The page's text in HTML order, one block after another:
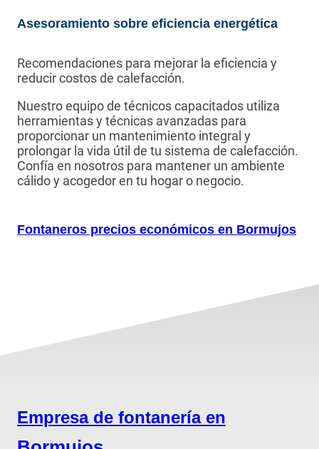
Asesoramiento sobre eficiencia energética
Recomendaciones para mejorar la eficiencia y
reducir costos de calefacción.
Nuestro equipo de técnicos capacitados utiliza
herramientas y técnicas avanzadas para
proporcionar un mantenimiento integral y
prolongar la vida útil de tu sistema de calefacción.
Confía en nosotros para mantener un ambiente
cálido y acogedor en tu hogar o negocio.
Fontaneros precios económicos en Bormujos
Empresa de fontanería en